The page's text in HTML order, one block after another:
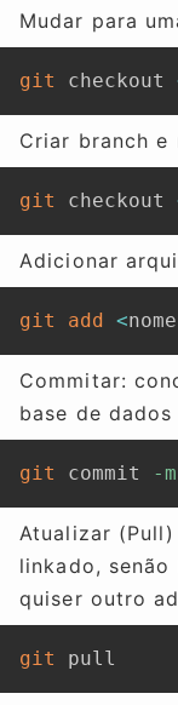
Mudar para
git checkout
Criar branch
git checkout
Adicionar
git add <nome
Commitar:
base de
git commit -m
Atualizar
linkado,
quiser outro
git pull